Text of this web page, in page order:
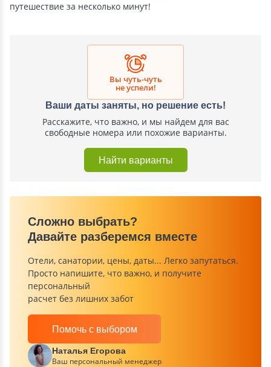
путешествие за несколько минут!
Вы чуть-чуть
не успели!
Ваши даты заняты, но решение есть!
Расскажите, что важно, и мы найдем для вас
свободные номера или похожие варианты.
Найти варианты
Сложно выбрать?
Давайте разберемся вместе
Отели, санатории, цены, даты... Легко запутаться.
Просто напишите, что важно, и получите
персональный
расчет без лишних забот
Помочь с выбором
Наталья Егорова
Ваш персональный менеджер